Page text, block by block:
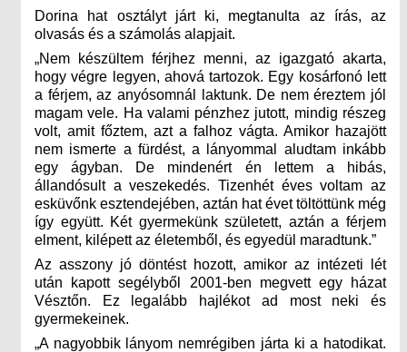
Dorina hat osztályt járt ki, megtanulta az írás, az
olvasás és a számolás alapjait.
„Nem készültem férjhez menni, az igazgató akarta,
hogy végre legyen, ahová tartozok. Egy kosárfonó lett
a férjem, az anyósomnál laktunk. De nem éreztem jól
magam vele. Ha valami pénzhez jutott, mindig részeg
volt, amit főztem, azt a falhoz vágta. Amikor hazajött
nem ismerte a fürdést, a lányommal aludtam inkább
egy ágyban. De mindenért én lettem a hibás,
állandósult a veszekedés. Tizenhét éves voltam az
esküvőnk esztendejében, aztán hat évet töltöttünk még
így együtt. Két gyermekünk született, aztán a férjem
elment, kilépett az életemből, és egyedül maradtunk.”
Az asszony jó döntést hozott, amikor az intézeti lét
után kapott segélyből 2001-ben megvett egy házat
Vésztőn. Ez legalább hajlékot ad most neki és
gyermekeinek.
„A nagyobbik lányom nemrégiben járta ki a hatodikat.